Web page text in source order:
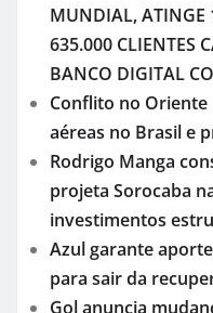
MUNDIAL, ATINGE
635.000 CLIENTES
BANCO DIGITAL
Conflito no Oriente
aéreas no Brasil e
Rodrigo Manga
projeta Sorocaba
investimentos
Azul garante
para sair da
Gol anuncia